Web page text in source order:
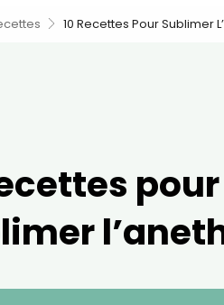
10 Recettes Pour Sublimer
pour